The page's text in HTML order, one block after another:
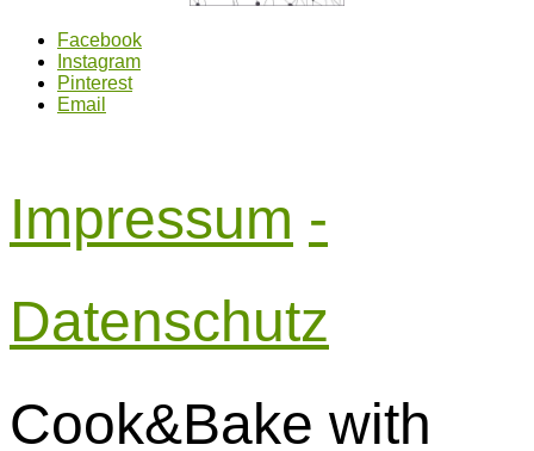
Facebook
Instagram
Pinterest
Email
Impressum -
Datenschutz
Cook&Bake with